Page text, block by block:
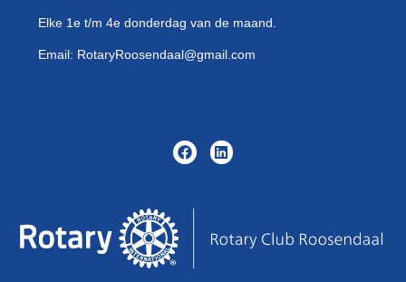
Elke 1e t/m 4e donderdag van de maand.
Email: RotaryRoosendaal@gmail.com